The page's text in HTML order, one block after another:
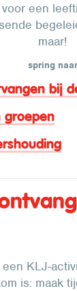
een
maar!
spring naar
bij
groepen
KLJ-
is: maak